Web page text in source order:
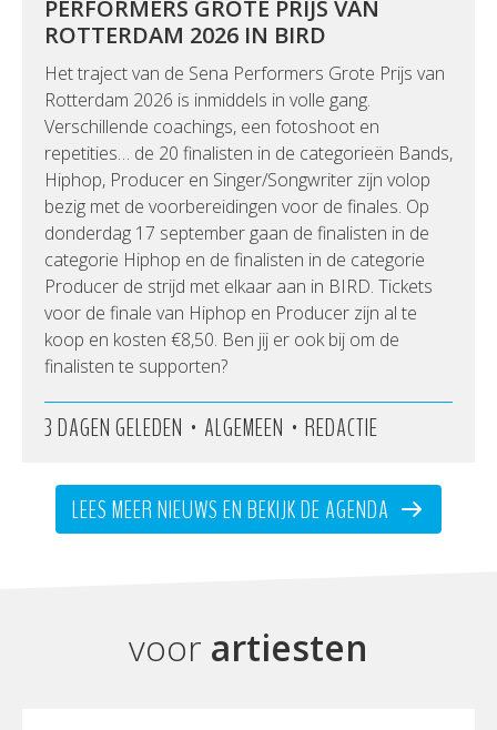
PERFORMERS GROTE PRIJS VAN
ROTTERDAM 2026 IN BIRD
Het traject van de Sena Performers Grote Prijs van
Rotterdam 2026 is inmiddels in volle gang.
Verschillende coachings, een fotoshoot en
repetities… de 20 finalisten in de categorieën Bands,
Hiphop, Producer en Singer/Songwriter zijn volop
bezig met de voorbereidingen voor de finales. Op
donderdag 17 september gaan de finalisten in de
categorie Hiphop en de finalisten in de categorie
Producer de strijd met elkaar aan in BIRD. Tickets
voor de finale van Hiphop en Producer zijn al te
koop en kosten €8,50. Ben jij er ook bij om de
finalisten te supporten?
3 DAGEN GELEDEN • ALGEMEEN • REDACTIE
LEES MEER NIEUWS EN BEKIJK DE AGENDA
voor artiesten